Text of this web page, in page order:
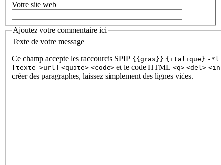
Votre site web
Ajoutez votre commentaire ici
Texte de votre message
Ce champ accepte les raccourcis SPIP {{gras}} {italique} -
[texte->url] <quote> <code> et le code HTML <q> <del>
créer des paragraphes, laissez simplement des lignes vides.